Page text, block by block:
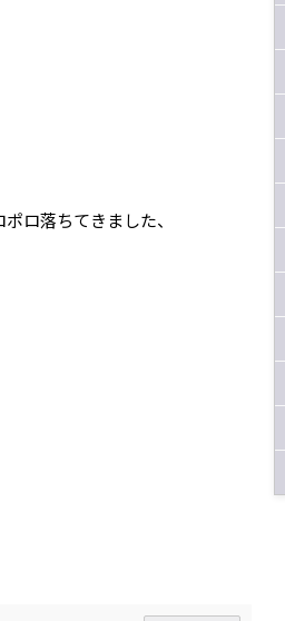
ロ落ちてきました、